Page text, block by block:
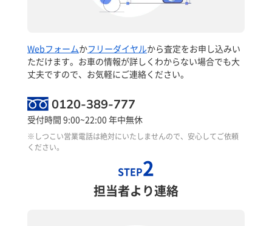
Webフォームかフリーダイヤルから査定をお申し込みい
ただけます。お車の情報が詳しくわからない場合でも大
丈夫ですので、お気軽にご連絡ください。
0120-389-777
受付時間 9:00~22:00 年中無休
※しつこい営業電話は絶対にいたしませんので、安心してご依頼
ください。
STEP2
担当者より連絡